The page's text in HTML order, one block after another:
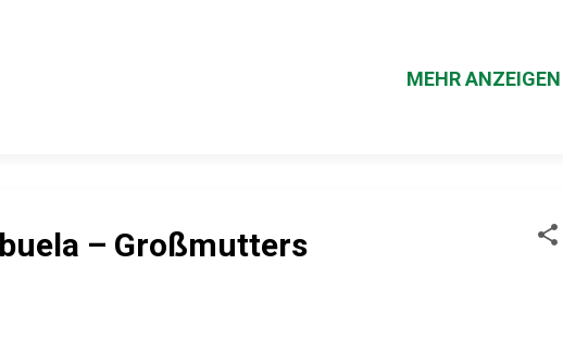
Gourmet-Menü, sondern ehrliches Fischeressen. Früher
Zwiebeln, Knoblauch und Wein verkocht. Heute gilt die
Küche – gerne serviert in kleinen Häfen mit Blick auf
MEHR ANZEIGEN
– Großmutters